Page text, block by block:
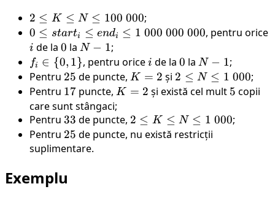
2
\leq
K
\leq
N
\leq
100
\
000
2 ≤ K ≤ N ≤ 100 000;
0 \leq
start_{i}
\leq
end_{i}
\leq 1 \
000 \
000 \
000
0 ≤ starti ≤ endi ≤ 1 000 000 000, pentru orice
i
i de la 0
0 la N-
1
N − 1;
f_{i}
\in \
{0,
1\}
fi ∈ {0, 1}, pentru oricei
i de la0
0 laN-
1
N − 1;
Pentru 25
25 de puncte, K
=
K = 2 și 2
\le
\le
1 \
2 ≤ N ≤ 1 000;
Pentru 17
17 puncte, K
=
2
K = 2 și există cel mult 5
5 copii
care sunt stângaci;
Pentru 33
33 de puncte, 2
\leq
2 ≤ K ≤ N ≤ 1 000;
Pentru 25
25 de puncte, nu există restricții
suplimentare.
Exemplu